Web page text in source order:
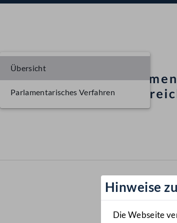
Hinweise
Die Webseite
Übersicht
Parlamentarisches Verfahren